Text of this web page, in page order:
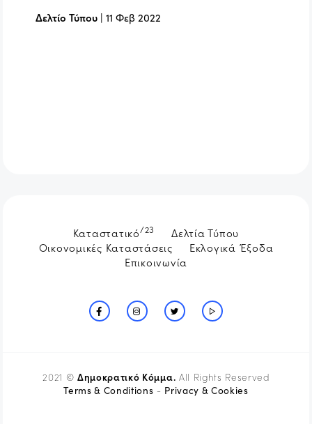
Δελτίο Τύπου |11 Φεβ 2022
Καταστατικό/23
Δελτία Τύπου
Οικονομικές Καταστάσεις
Εκλογικά Έξοδα
Επικοινωνία
2021 ©Δημοκρατικό Κόμμα. All Rights Reserved
Terms & Conditions - Privacy & Cookies